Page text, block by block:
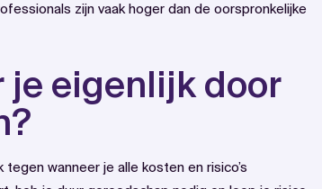
zijn vaak hoger dan de oorspronkelijke
je eigenlijk door
wanneer je alle kosten en risico’s